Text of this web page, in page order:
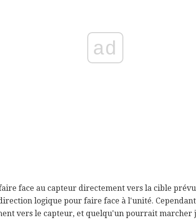
ad
face au capteur directement vers la cible
logique pour faire face à l'unité.
vers le capteur, et quelqu'un pourrait marcher